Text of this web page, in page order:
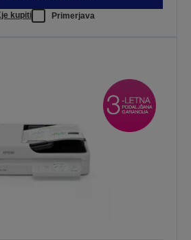
kupiti Primerjava